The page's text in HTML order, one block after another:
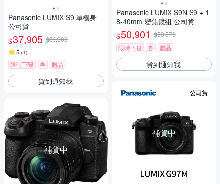
Panasonic LUMIX S9 單機身
公司貨
$37,905 $39,900
5 (1)
限時下殺 券 贈品
貨到通知我
補貨中
Panasonic LUMIX S9N S9 + 1
8-40mm 變焦鏡組 公司貨
$50,901 $53,579
限時下殺
券 贈品
貨到通知我
補貨中